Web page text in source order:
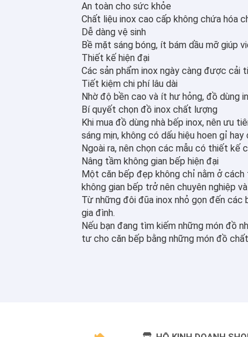
An toàn cho sức khỏe
Chất liệu inox cao cấp không chứa hóa
Dễ dàng vệ sinh
Bề mặt sáng bóng, ít bám dầu mỡ giúp
Thiết kế hiện đại
Các sản phẩm inox ngày càng được cải
Tiết kiệm chi phí lâu dài
Nhờ độ bền cao và ít hư hỏng, đồ dùng
Bí quyết chọn đồ inox chất lượng
Khi mua đồ dùng nhà bếp inox, nên ưu
sáng mịn, không có dấu hiệu hoen gỉ
Ngoài ra, nên chọn các mẫu có thiết kế
Nâng tầm không gian bếp hiện đại
Một căn bếp đẹp không chỉ nằm ở cách
không gian bếp trở nên chuyên nghiệp
Từ những đôi đũa inox nhỏ gọn đến các
gia đình.
Nếu bạn đang tìm kiếm những món đồ
tư cho căn bếp bằng những món đồ